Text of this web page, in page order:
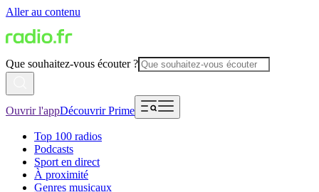
Aller au contenu
Que souhaitez-vous écouter ?
Ouvrir l'appDécouvrir Prime
Top 100 radios
Podcasts
Sport en direct
À proximité
Genres musicaux